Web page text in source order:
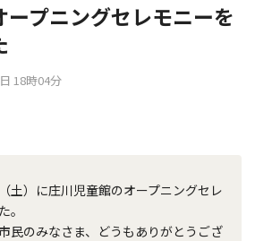
ープニングセレモニーを
18時04分
土）に庄川児童館のオープニングセレ
。
民のみなさま、どうもありがとうござ